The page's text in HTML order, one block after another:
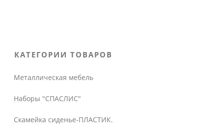
КАТЕГОРИИ ТОВАРОВ
Металлическая мебель
Наборы "СПАСЛИС"
Скамейка сиденье-ПЛАСТИК.